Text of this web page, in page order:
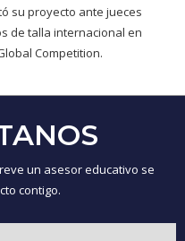
su proyecto ante jueces
de talla internacional en
Competition.
un asesor educativo se
contigo.